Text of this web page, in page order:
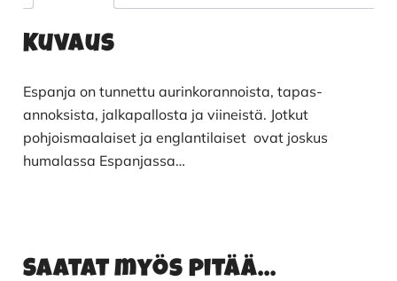
Kuvaus
Espanja on tunnettu aurinkorannoista, tapas-
annoksista, jalkapallosta ja viineistä. Jotkut
pohjoismaalaiset ja englantilaiset ovat joskus
humalassa Espanjassa…
Saatat myös pitää...